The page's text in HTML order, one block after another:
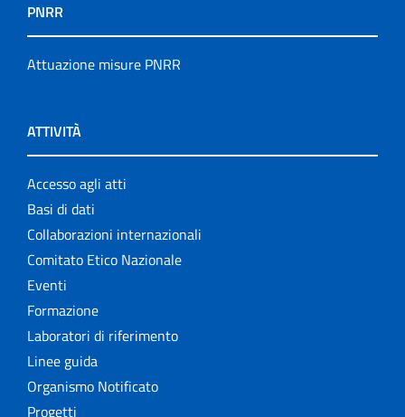
PNRR
Attuazione misure PNRR
ATTIVITÀ
Accesso agli atti
Basi di dati
Collaborazioni internazionali
Comitato Etico Nazionale
Eventi
Formazione
Laboratori di riferimento
Linee guida
Organismo Notificato
Progetti